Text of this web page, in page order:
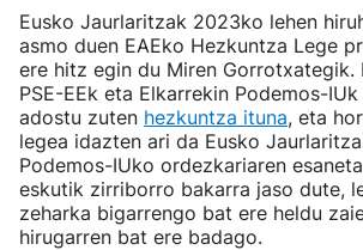
Eusko Jaurlaritzak 2023ko lehen
asmo duen EAEko Hezkuntza Lege
ere hitz egin du Miren Gorrotxategik.
PSE-EEk eta Elkarrekin Podemos-
adostu zuten hezkuntza ituna, eta
legea idazten ari da Eusko
Podemos-IUko ordezkariaren
eskutik zirriborro bakarra jaso dute,
zeharka bigarrengo bat ere heldu
hirugarren bat ere badago.